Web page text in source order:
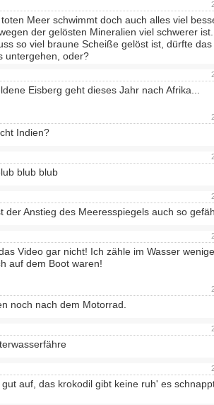
Meer schwimmt doch auch alles viel
der gelösten Mineralien viel schwerer
so viel braune Scheiße gelöst ist, dürfte das
untergehen, oder?
Eisberg geht dieses Jahr nach Afrika...
Indien?
blub blub
der Anstieg des Meeresspiegels auch so
Video gar nicht! Ich zähle im Wasser
auf dem Boot waren!
noch nach dem Motorrad.
gut auf, das krokodil gibt keine ruh' es